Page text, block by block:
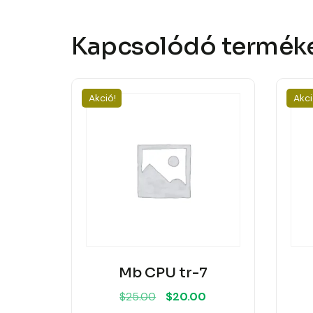
Kapcsolódó
Akció!
Mb CPU tr-7
$25.00
Original
$20.00